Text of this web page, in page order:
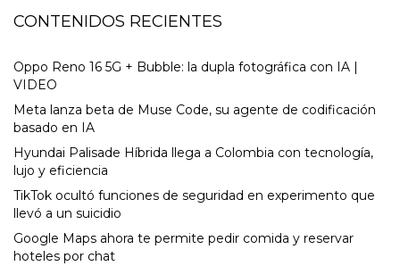
CONTENIDOS RECIENTES
Oppo Reno 16 5G + Bubble: la dupla fotográfica con IA |
VIDEO
Meta lanza beta de Muse Code, su agente de codificación
basado en IA
Hyundai Palisade Híbrida llega a Colombia con tecnología,
lujo y eficiencia
TikTok ocultó funciones de seguridad en experimento que
llevó a un suicidio
Google Maps ahora te permite pedir comida y reservar
hoteles por chat